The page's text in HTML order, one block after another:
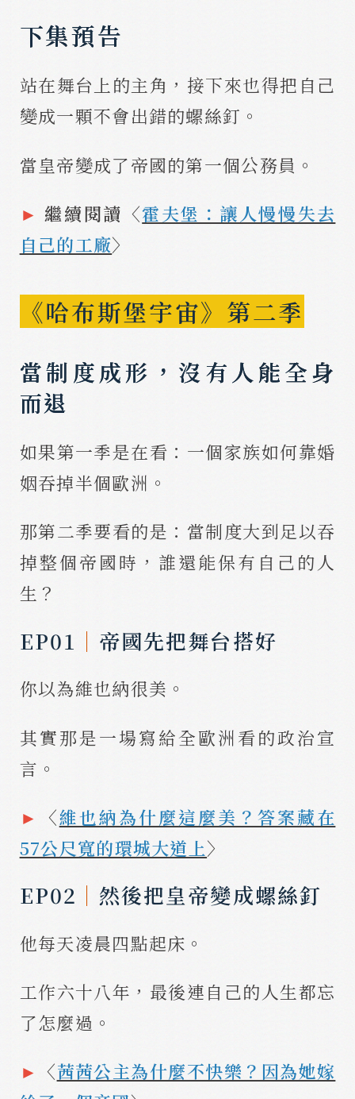
下集預告
站在舞台上的主角，接下來也得把自己
變成一顆不會出錯的螺絲釘。
當皇帝變成了帝國的第一個公務員。
► 繼續閱讀〈霍夫堡：讓人慢慢失去
自己的工廠〉
《哈布斯堡宇宙》第二季
當制度成形，沒有人能全身
而退
如果第一季是在看：一個家族如何靠婚
姻吞掉半個歐洲。
那第二季要看的是：當制度大到足以吞
掉整個帝國時，誰還能保有自己的人
生？
EP01 ｜ 帝國先把舞台搭好
你以為維也納很美。
其實那是一場寫給全歐洲看的政治宣
言。
►
〈維也納為什麼這麼美？答案藏在
57公尺寬的環城大道上〉
EP02 ｜ 然後把皇帝變成螺絲釘
他每天凌晨四點起床。
工作六十八年，最後連自己的人生都忘
了怎麼過。
► 〈茜茜公主為什麼不快樂？因為她嫁